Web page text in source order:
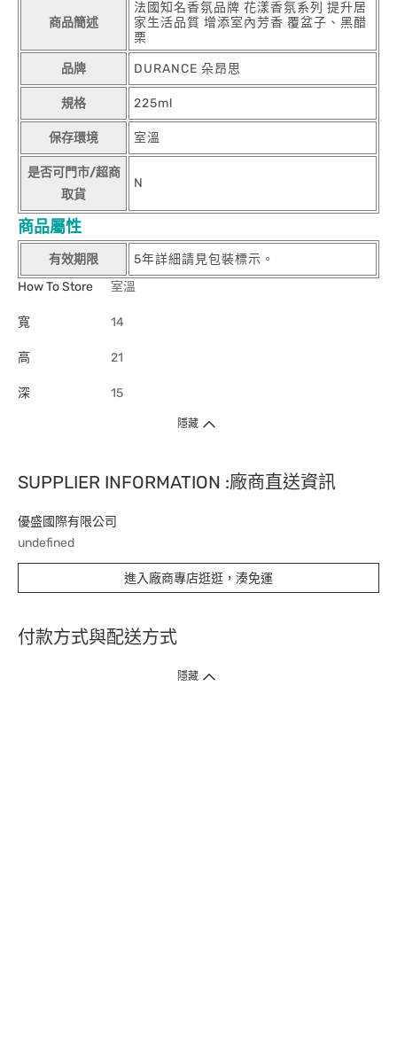
商品簡述
法國知名香氛品牌 花漾香氛系列 提升居
家生活品質 增添室內芳香 覆盆子、黑醋
栗
品牌 DURANCE 朵昂思
規格 225ml
保存環境 室溫
是否可門市/超商
取貨
N
商品屬性
有效期限
5年詳細請見包裝標示。
How To Store
室溫
寬 14
高 21
深 15
隱藏
SUPPLIER INFORMATION :廠商直送資訊
優盛國際有限公司
undefined
進入廠商專店逛逛，湊免運
付款方式與配送方式
隱藏